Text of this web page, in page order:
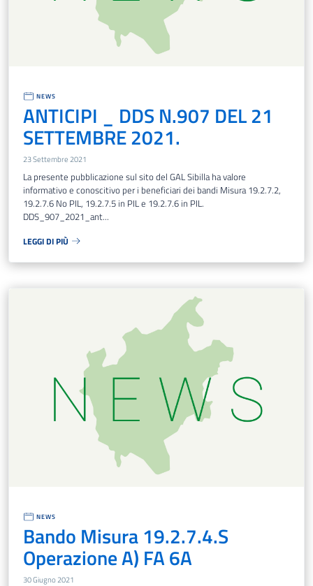
NEWS
ANTICIPI _ DDS N.907 DEL 21
SETTEMBRE 2021.
23 Settembre 2021
La presente pubblicazione sul sito del GAL Sibilla ha valore
informativo e conoscitivo per i beneficiari dei bandi Misura 19.2.7.2,
19.2.7.6 No PIL, 19.2.7.5 in PIL e 19.2.7.6 in PIL.
DDS_907_2021_ant...
LEGGI DI PIÙ
NEWS
Bando Misura 19.2.7.4.S
Operazione A) FA 6A
30 Giugno 2021